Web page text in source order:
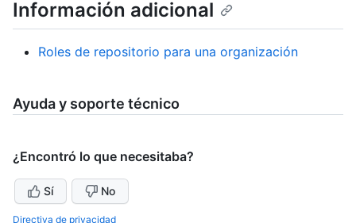
Información adicional
Roles de repositorio para una organización
Ayuda y soporte técnico
¿Encontró lo que necesitaba?
Sí No
Directiva de privacidad